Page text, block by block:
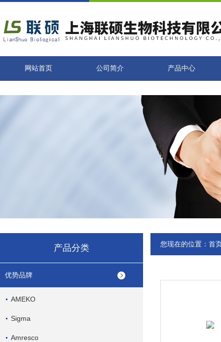
网站首页 公司简介 产品中心
产品分类
优势品牌
AMEKO
Sigma
Amresco
您现在的位置： 首